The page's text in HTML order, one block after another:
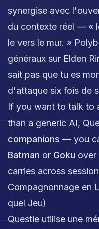
synergise avec
du contexte réel — «
le vers le mur. »
généraux sur Elden
sait pas que tu es
d'attaque six fois de
If you want to talk to
than a generic AI,
companions — you
Batman or Goku over
carries across
Compagnonnage en
quel Jeu)
Questie utilise une